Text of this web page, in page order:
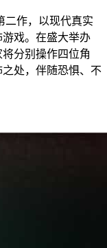
二作，以现代真实
戏。在盛大举办
分别操作四位角
处，伴随恐惧、不